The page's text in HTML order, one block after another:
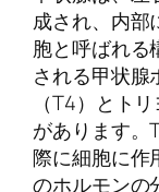
成され、内部
胞と呼ばれる
される甲状腺
（T4）とト
があります。
際に細胞に作
のホルモンの